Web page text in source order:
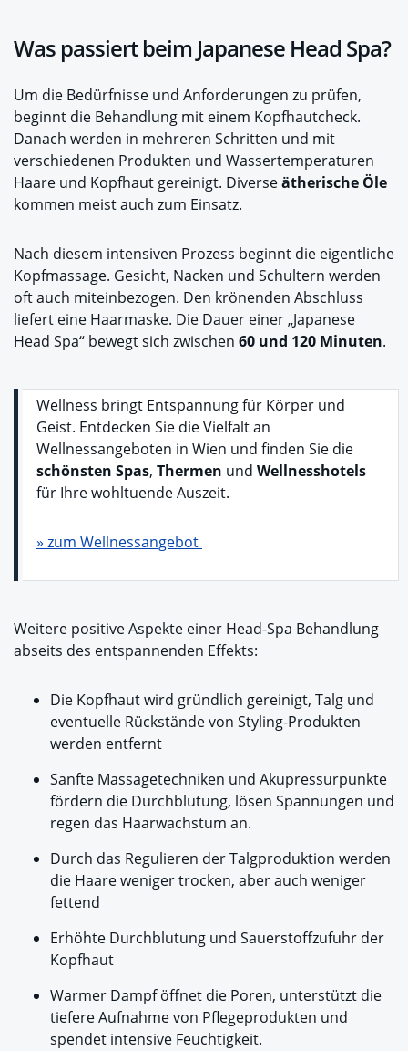
Was passiert beim Japanese Head Spa?
Um die Bedürfnisse und Anforderungen zu prüfen,
beginnt die Behandlung mit einem Kopfhautcheck.
Danach werden in mehreren Schritten und mit
verschiedenen Produkten und Wassertemperaturen
Haare und Kopfhaut gereinigt. Diverseätherische Öle
kommen meist auch zum Einsatz.
Nach diesem intensiven Prozess beginnt die eigentliche
Kopfmassage. Gesicht, Nacken und Schultern werden
oft auch miteinbezogen. Den krönenden Abschluss
liefert eine Haarmaske. Die Dauer einer „Japanese
Head Spa“ bewegt sich zwischen 60 und 120 Minuten.
Wellness bringt Entspannung für Körper und
Geist. Entdecken Sie die Vielfalt an
Wellnessangeboten in Wien und finden Sie die
schönsten Spas, Thermen und Wellnesshotels
für Ihre wohltuende Auszeit.
» zum Wellnessangebot
Weitere positive Aspekte einer Head-Spa Behandlung
abseits des entspannenden Effekts:
Die Kopfhaut wird gründlich gereinigt, Talg und
eventuelle Rückstände von Styling-Produkten
werden entfernt
Sanfte Massagetechniken und Akupressurpunkte
fördern die Durchblutung, lösen Spannungen und
regen das Haarwachstum an.
Durch das Regulieren der Talgproduktion werden
die Haare weniger trocken, aber auch weniger
fettend
Erhöhte Durchblutung und Sauerstoffzufuhr der
Kopfhaut
Warmer Dampf öffnet die Poren, unterstützt die
tiefere Aufnahme von Pflegeprodukten und
spendet intensive Feuchtigkeit.